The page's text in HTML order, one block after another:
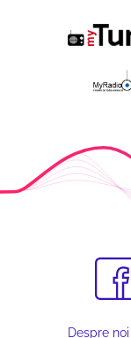
Despre noi